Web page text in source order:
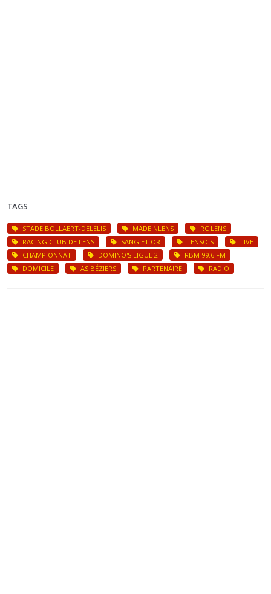
TAGS
STADE BOLLAERT-DELELIS MADEINLENS
RC LENS
RACING CLUB DE LENS
SANG ET OR LENSOIS
LIVE
CHAMPIONNAT
DOMINO'S LIGUE 2
RBM 99.6 FM
DOMICILE
AS BÉZIERS PARTENAIRE RADIO